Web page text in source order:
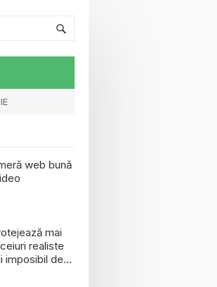
web bună
mai
realiste
imposibil de